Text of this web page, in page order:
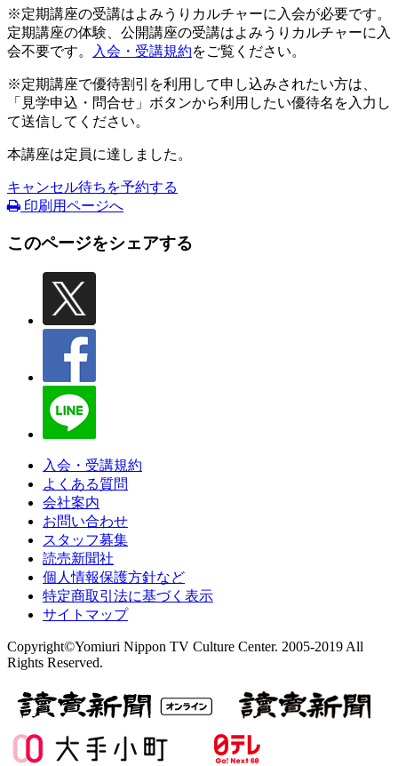
※定期講座の受講はよみうりカルチャーに入会が必要です。
定期講座の体験、公開講座の受講はよみうりカルチャーに入
会不要です。
入会・受講規約をご覧ください。
※定期講座で優待割引を利用して申し込みされたい方は、
「見学申込・問合せ」ボタンから利用したい優待名を入力し
て送信してください。
本講座は定員に達しました。
キャンセル待ちを予約する
印刷用ページへ
このページをシェアする
入会・受講規約
よくある質問
会社案内
お問い合わせ
スタッフ募集
読売新聞社
個人情報保護方針など
特定商取引法に基づく表示
サイトマップ
Copyright©Yomiuri Nippon TV Culture Center. 2005-2019 All
Rights Reserved.